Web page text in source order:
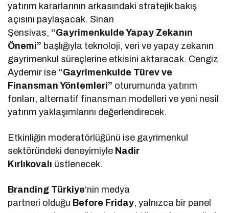
yatırım kararlarının arkasındaki stratejik bakış
açısını paylaşacak. Sinan
Şensivas, “Gayrimenkulde Yapay Zekanın
Önemi” başlığıyla teknoloji, veri ve yapay zekanın
gayrimenkul süreçlerine etkisini aktaracak. Cengiz
Aydemir ise “Gayrimenkulde Türev ve
Finansman Yöntemleri” oturumunda yatırım
fonları, alternatif finansman modelleri ve yeni nesil
yatırım yaklaşımlarını değerlendirecek.
Etkinliğin moderatörlüğünü ise gayrimenkul
sektöründeki deneyimiyle Nadir
Kırlıkovalı üstlenecek.
Branding Türkiye‘nin medya
partneri olduğu Before Friday, yalnızca bir panel